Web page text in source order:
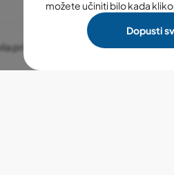
možete učiniti bilo kada
Dopusti
privatnosti Postavke kolačića